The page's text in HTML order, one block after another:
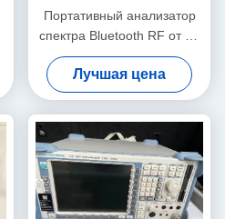
Портативный анализатор
спектра Bluetooth RF от 20
Гц до 50 ГГц, бывший в
употреблении, Rohde And
Schwarz FSU50
Лучшая цена